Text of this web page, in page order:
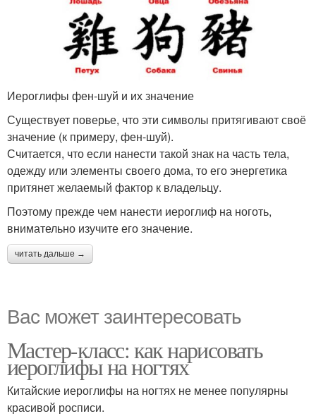
Иероглифы фен-шуй и их значение
Существует поверье, что эти символы притягивают своё
значение (к примеру, фен-шуй).
Считается, что если нанести такой знак на часть тела,
одежду или элементы своего дома, то его энергетика
притянет желаемый фактор к владельцу.
Поэтому прежде чем нанести иероглиф на ноготь,
внимательно изучите его значение.
читать дальше →
Вас может заинтересовать
Мастер-класс: как нарисовать
иероглифы на ногтях
Китайские иероглифы на ногтях не менее популярны
красивой росписи.